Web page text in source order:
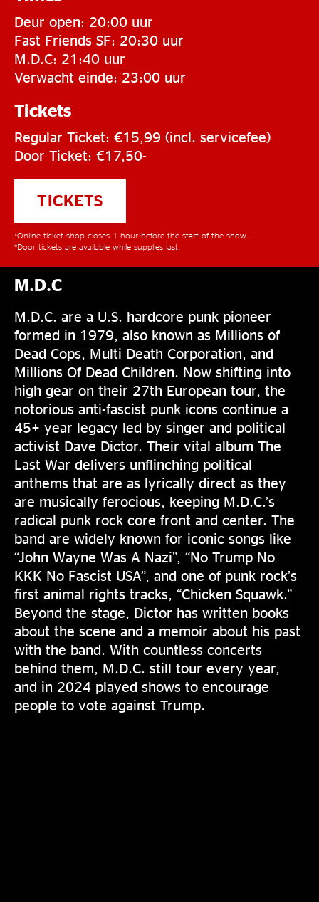
Deur open: 20:00 uur
Fast Friends SF: 20:30 uur
M.D.C: 21:40 uur
Verwacht einde: 23:00 uur
Tickets
Regular Ticket: €15,99 (incl. servicefee)
Door Ticket: €17,50-
TICKETS
*Online ticket shop closes 1 hour before the start of the show.
*Door tickets are available while supplies last.
M.D.C
M.D.C. are a U.S. hardcore punk pioneer
formed in 1979, also known as Millions of
Dead Cops, Multi Death Corporation, and
Millions Of Dead Children. Now shifting into
high gear on their 27th European tour, the
notorious anti-fascist punk icons continue a
45+ year legacy led by singer and political
activist Dave Dictor. Their vital album The
Last War delivers unflinching political
anthems that are as lyrically direct as they
are musically ferocious, keeping M.D.C.’s
radical punk rock core front and center. The
band are widely known for iconic songs like
“John Wayne Was A Nazi”, “No Trump No
KKK No Fascist USA”, and one of punk rock’s
first animal rights tracks, “Chicken Squawk.”
Beyond the stage, Dictor has written books
about the scene and a memoir about his past
with the band. With countless concerts
behind them, M.D.C. still tour every year,
and in 2024 played shows to encourage
people to vote against Trump.